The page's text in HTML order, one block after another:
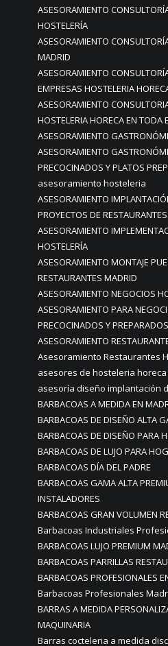
ASESORAMIENTO
HOSTELERÍA
ASESORAMIENTO
MADRID
ASESORAMIENTO
EMPRESAS HOSTELERIA
ASESORAMIENTO
HOSTELERIA HORECA EN TODA
ASESORAMIENTO
ASESORAMIENTO
PRECOCINADOS Y PLATOS
asesoramiento hosteleria
ASESORAMIENTO
PROYECTOS DE
ASESORAMIENTO
HOSTELERÍA
ASESORAMIENTO MONTAJE
RESTAURANTES MADRID
ASESORAMIENTO NEGOCIOS
ASESORAMIENTO PARA
PRECOCINADOS Y
ASESORAMIENTO
Asesoramiento Restaurantes
asesores de hosteleria horeca
asesoría diseño implantación
BARBACOAS A MEDIDA EN
BARBACOAS DE DISEÑO ALTA
BARBACOAS DE DISEÑO PARA
BARBACOAS DE LUJO PARA
BARBACOAS DÍA DEL PADRE
BARBACOAS GAMA ALTA
INSTALADORES
BARBACOAS GRAN VOLUMEN
Barbacoas Industriales
BARBACOAS LUJO PREMIUM
BARBACOAS PARRILLAS
BARBACOAS PROFESIONALES
Barbacoas Profesionales
BARRAS A MEDIDA
MAQUINARIA
Barras cocteleria a medida